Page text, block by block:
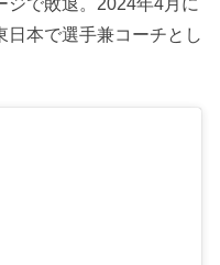
ジで敗退。2024年4月に
日本で選手兼コーチとし